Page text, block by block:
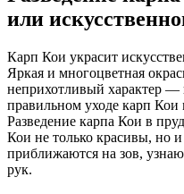
или
Карп Кои украсит
Яркая и многоцветная
неприхотливый характер
правильном уходе карп Кои
Разведение карпа Кои в
Кои не только красивы, но
приближаются на зов,
рук.